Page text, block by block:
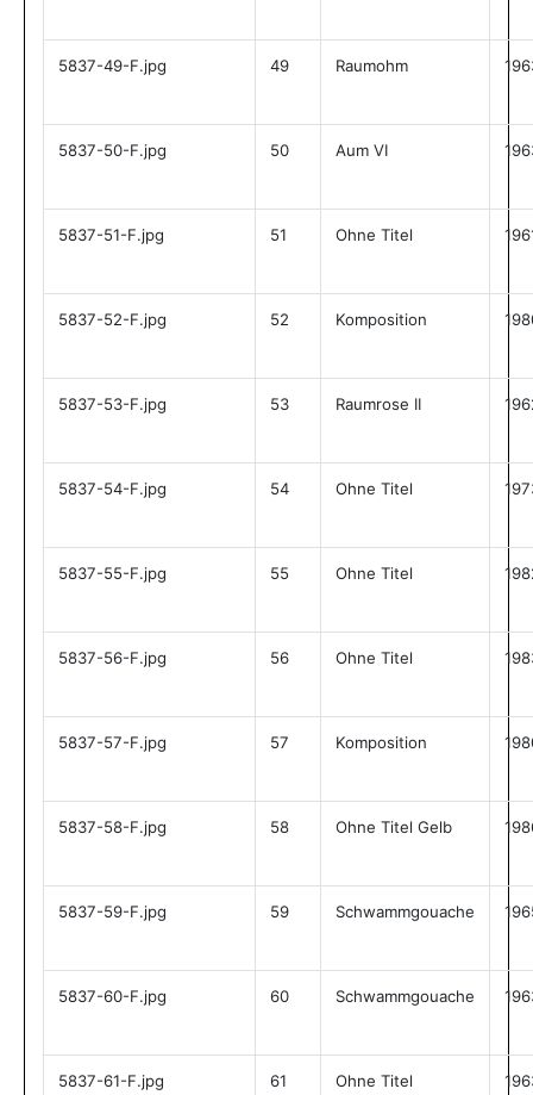
5837-49-F.jpg 49 Raumohm
5837-50-F.jpg 50 Aum VI
5837-51-F.jpg 51 Ohne Titel
5837-52-F.jpg 52 Komposition
5837-53-F.jpg 53 Raumrose II
5837-54-F.jpg 54 Ohne Titel
5837-55-F.jpg 55 Ohne Titel
5837-56-F.jpg 56 Ohne Titel
5837-57-F.jpg 57 Komposition
5837-58-F.jpg 58 Ohne Titel Gelb
5837-59-F.jpg 59 Schwammgouache
5837-60-F.jpg 60 Schwammgouache
5837-61-F.jpg 61 Ohne Titel